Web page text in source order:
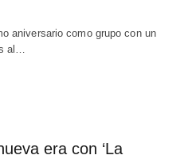
aniversario como grupo con un
al…
era con ‘La